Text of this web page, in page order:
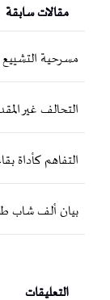
مقالات سابقة
مسرحية
التحالف غير
التفاهم كأداة
بيان ألف شاب
التعليقات